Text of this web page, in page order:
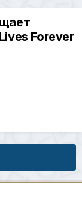
Forever